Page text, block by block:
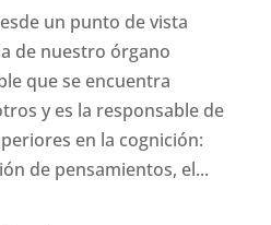
un punto de vista
de nuestro órgano
que se encuentra
y es la responsable de
en la cognición:
de pensamientos, el...